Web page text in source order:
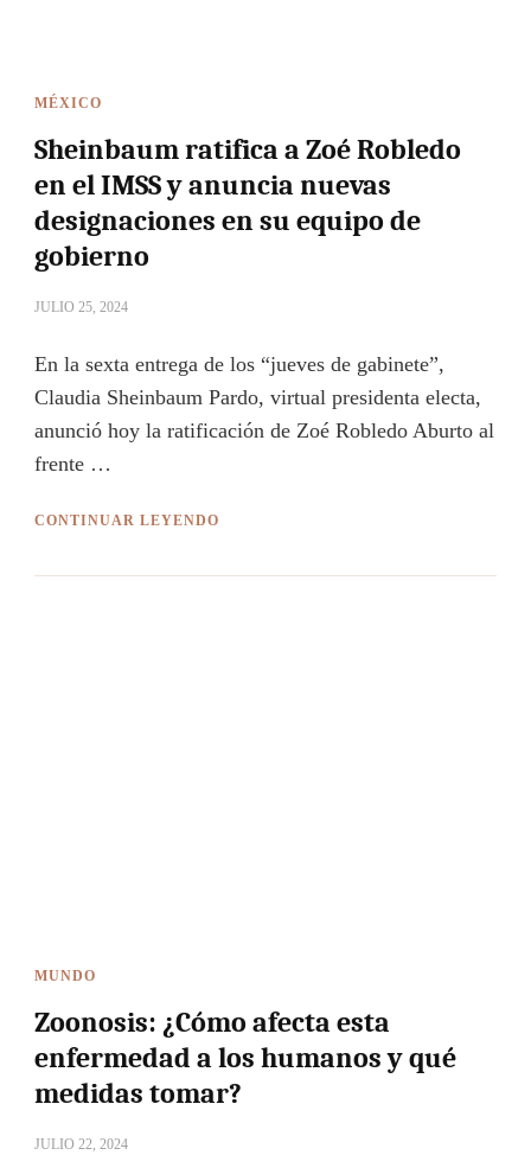
MÉXICO
Sheinbaum ratifica a Zoé Robledo
en el IMSS y anuncia nuevas
designaciones en su equipo de
gobierno
JULIO 25, 2024
En la sexta entrega de los “jueves de gabinete”,
Claudia Sheinbaum Pardo, virtual presidenta electa,
anunció hoy la ratificación de Zoé Robledo Aburto al
frente …
CONTINUAR LEYENDO
MUNDO
Zoonosis: ¿Cómo afecta esta
enfermedad a los humanos y qué
medidas tomar?
JULIO 22, 2024